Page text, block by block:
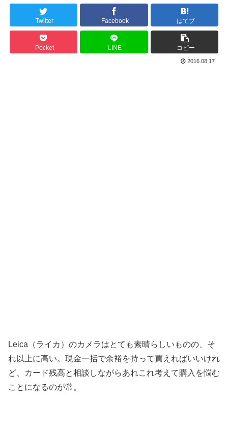
Twitter Facebook はてブ
Pocket LINE コピー
2016.08.17
Leica（ライカ）のカメラはとても素晴らしいものの、そ
れ以上に高い。現金一括で余裕を持って買えればいいけれ
ど、カード残高と相談しながらあれこれ考えて購入を悩む
ことになるのが常。